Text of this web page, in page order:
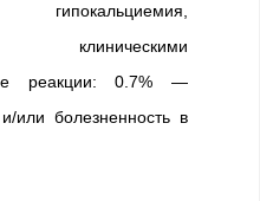
клиническими
реакции: 0.7% —
или болезненность в